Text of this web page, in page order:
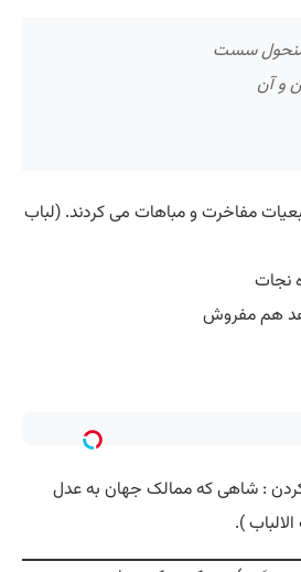
منحول سست
و آن
مفاخرت و مباهات می کردند. (لباب
نجات
هم مفروش
: شاهی که ممالک جهان به عدل
).